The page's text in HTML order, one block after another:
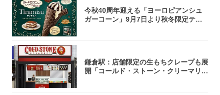
今秋40周年迎える「ヨーロピアンシュ
ガーコーン」9月7日より秋冬限定ティ
鎌倉駅：店舗限定の生もちクレープも展
開「コールド・ストーン・クリーマリ